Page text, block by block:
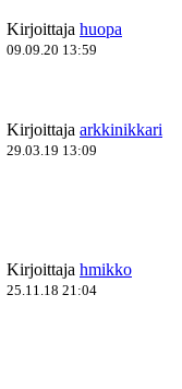
Kirjoittaja huopa
09.09.20 13:59
Kirjoittaja arkkinikkari
29.03.19 13:09
Kirjoittaja hmikko
25.11.18 21:04